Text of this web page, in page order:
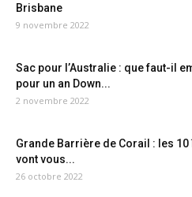
Brisbane
9 novembre 2022
Sac pour l’Australie : que faut-il
pour un an Down...
2 novembre 2022
Grande Barrière de Corail : les 10
vont vous...
26 octobre 2022